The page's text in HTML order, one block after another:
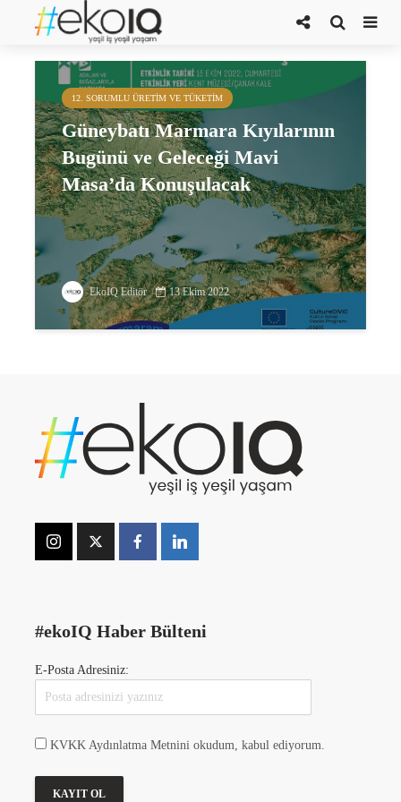
Üçüncü Mavi Masa Buluşması
12. SORUMLU ÜRETIM VE TÜKETIM
Güneybatı Marmara Kıyılarının
Bugünü ve Geleceği Mavi
Masa’da Konuşulacak
EkoIQ Editör 13 Ekim 2022
#ekoIQ Haber Bülteni
E-Posta Adresiniz:
KVKK Aydınlatma Metnini okudum, kabul ediyorum.